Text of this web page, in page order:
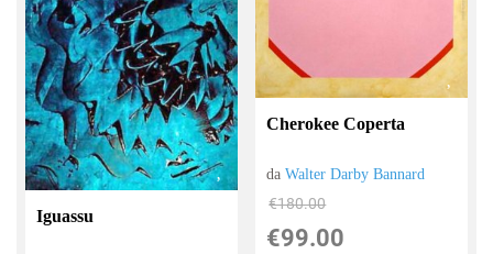
Iguassu
Cherokee Coperta
daWalter Darby Bannard
€180.00
€99.00